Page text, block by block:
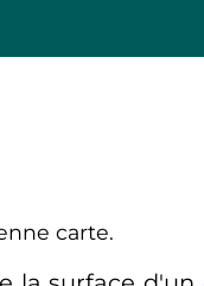
carte.